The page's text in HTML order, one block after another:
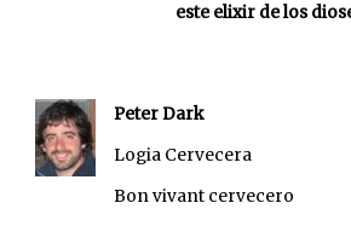
este elixir de los
Peter Dark
Logia Cervecera
Bon vivant cervecero